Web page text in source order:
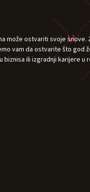
može ostvariti svoje snove.
vam da ostvarite što god
biznisa ili izgradnji karijere u